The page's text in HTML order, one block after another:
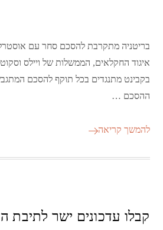
בריטניה מתקרבת להסכם סחר עם
איגוד החקלאים, הממשלות של ויילס
בקבינט מתנגדים בכל תוקף להסכם
ההסכם …
להמשך קריאה
קבלו עדכונים ישר לתיבת